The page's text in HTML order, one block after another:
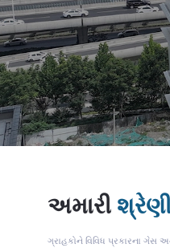
અમારી
ગ્રાહકોને વિવિધ પ્રકારના ગેસ